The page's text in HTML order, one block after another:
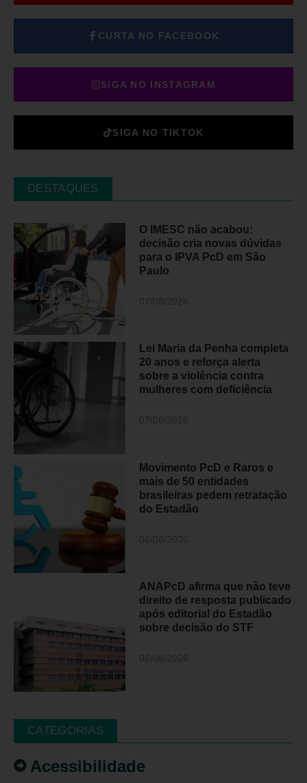
CURTA NO FACEBOOK
SIGA NO INSTAGRAM
SIGA NO TIKTOK
DESTAQUES
O IMESC não acabou:
decisão cria novas dúvidas
para o IPVA PcD em São
Paulo
Lei Maria da Penha completa
20 anos e reforça alerta
sobre a violência contra
mulheres com deficiência
Movimento PcD e Raros e
mais de 50 entidades
brasileiras pedem retratação
do Estadão
ANAPcD afirma que não teve
direito de resposta publicado
após editorial do Estadão
sobre decisão do STF
CATEGORIAS
Acessibilidade